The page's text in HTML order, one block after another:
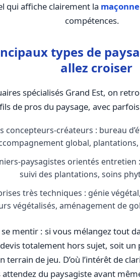
qui affiche clairement la
compétences.
types de
allez croiser
spécialisés Grand Est, on
de pros du paysage, avec
concepteurs-créateurs : bureau
global,
paysagistes orientés
suivi des plantations, soins
très techniques : génie
végétalisés, aménagement de
se mentir : si vous mélangez tout
totalement hors sujet, soit
terrain de jeu. D’où l’intérêt de
attendez du paysagiste avant